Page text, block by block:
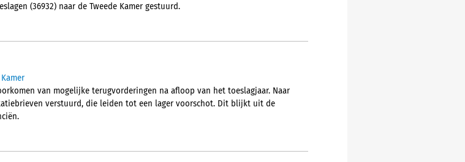
(36932) naar de Tweede Kamer gestuurd.
van mogelijke terugvorderingen na afloop van het toeslagjaar. Naar
verstuurd, die leiden tot een lager voorschot. Dit blijkt uit de